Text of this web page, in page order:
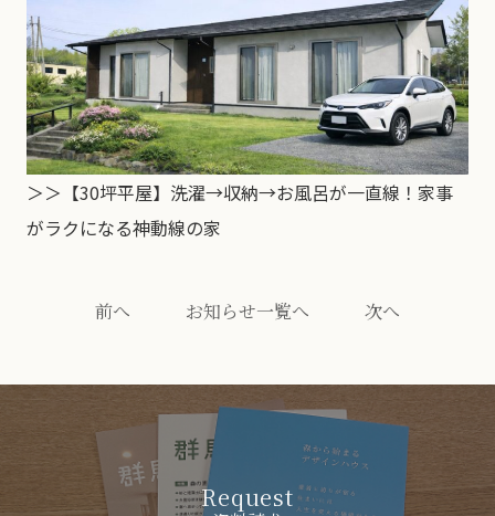
＞＞【30坪平屋】洗濯→収納→お風呂が一直線！家事
がラクになる神動線の家
前へ お知らせ一覧へ 次へ
Request